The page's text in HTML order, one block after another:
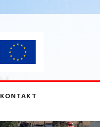
KONTAKT